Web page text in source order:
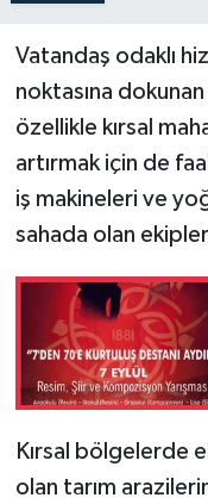
Vatandaş odaklı
noktasına
özellikle kırsal
artırmak için de
iş makineleri ve
sahada olan
Kırsal bölgelerde
olan tarım